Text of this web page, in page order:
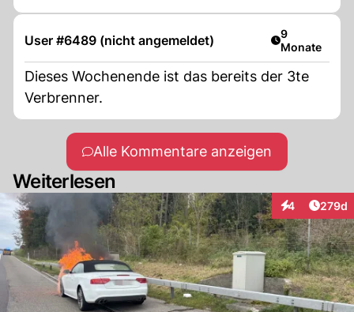
User #6489 (nicht angemeldet) Artikel
9
Monate
Dieses Wochenende ist das bereits der 3te
Verbrenner.
Alle Kommentare anzeigen
Weiterlesen
4
Interaktionen
279d